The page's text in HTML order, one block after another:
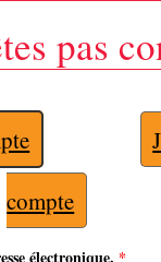
pas
compte